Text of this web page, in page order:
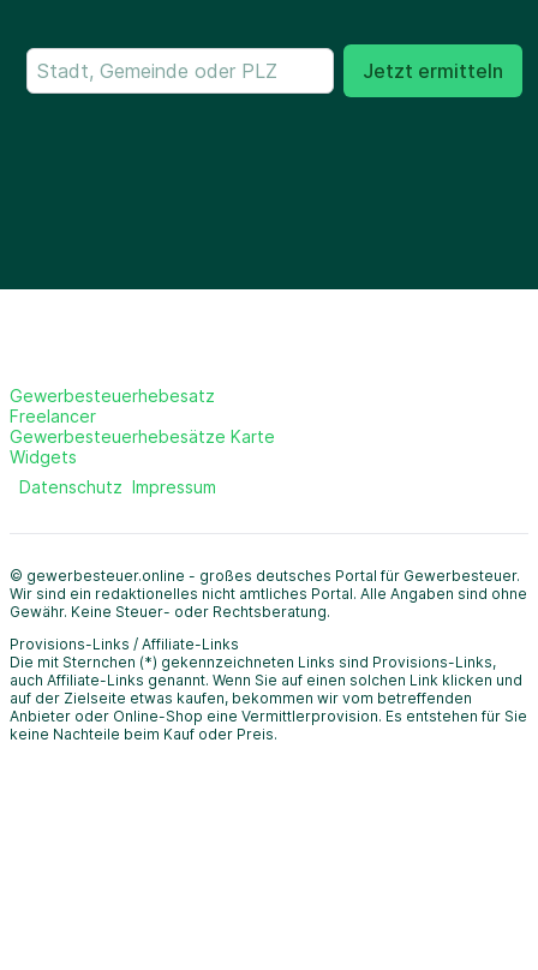
Jetzt ermitteln
Gewerbesteuerhebesatz
Freelancer
Gewerbesteuerhebesätze Karte
Widgets
Datenschutz Impressum
© gewerbesteuer.online - großes deutsches Portal für Gewerbesteuer.
Wir sind ein redaktionelles nicht amtliches Portal. Alle Angaben sind ohne
Gewähr. Keine Steuer- oder Rechtsberatung.
Provisions-Links / Affiliate-Links
Die mit Sternchen (*) gekennzeichneten Links sind Provisions-Links,
auch Affiliate-Links genannt. Wenn Sie auf einen solchen Link klicken und
auf der Zielseite etwas kaufen, bekommen wir vom betreffenden
Anbieter oder Online-Shop eine Vermittlerprovision. Es entstehen für Sie
keine Nachteile beim Kauf oder Preis.